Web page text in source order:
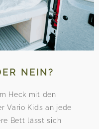
NEIN?
Heck mit den
Vario Kids an jede
Bett lässt sich